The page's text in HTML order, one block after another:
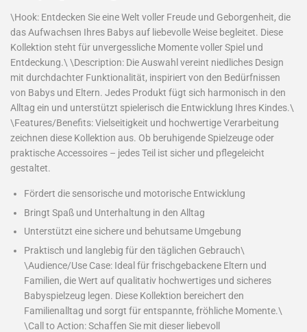
\Hook: Entdecken Sie eine Welt voller Freude und Geborgenheit, die
das Aufwachsen Ihres Babys auf liebevolle Weise begleitet. Diese
Kollektion steht für unvergessliche Momente voller Spiel und
Entdeckung.\ \Description: Die Auswahl vereint niedliches Design
mit durchdachter Funktionalität, inspiriert von den Bedürfnissen
von Babys und Eltern. Jedes Produkt fügt sich harmonisch in den
Alltag ein und unterstützt spielerisch die Entwicklung Ihres Kindes.\
\Features/Benefits: Vielseitigkeit und hochwertige Verarbeitung
zeichnen diese Kollektion aus. Ob beruhigende Spielzeuge oder
praktische Accessoires – jedes Teil ist sicher und pflegeleicht
gestaltet.
Fördert die sensorische und motorische Entwicklung
Bringt Spaß und Unterhaltung in den Alltag
Unterstützt eine sichere und behutsame Umgebung
Praktisch und langlebig für den täglichen Gebrauch\
\Audience/Use Case: Ideal für frischgebackene Eltern und
Familien, die Wert auf qualitativ hochwertiges und sicheres
Babyspielzeug legen. Diese Kollektion bereichert den
Familienalltag und sorgt für entspannte, fröhliche Momente.\
\Call to Action: Schaffen Sie mit dieser liebevoll